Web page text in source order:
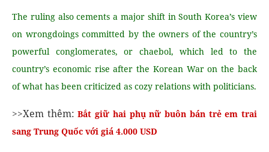
The ruling also cements a major shift in South Korea’s view
on wrongdoings committed by the owners of the country’s
powerful conglomerates, or chaebol, which led to the
country’s economic rise after the Korean War on the back
of what has been criticized as cozy relations with politicians.
>>Xem thêm:Bắt giữ hai phụ nữ buôn bán trẻ em trai
sang Trung Quốc với giá 4.000 USD